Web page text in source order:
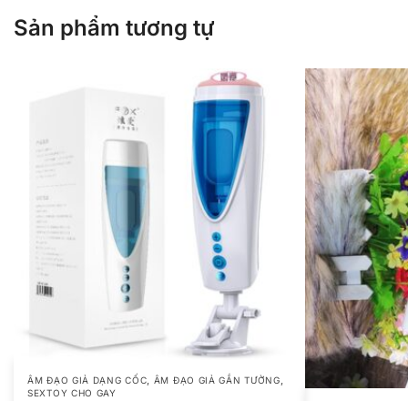
Sản phẩm tương tự
ÂM ĐẠO GIẢ DẠNG CỐC ÂM ĐẠO GIẢ GẮN TƯỜNG
SEXTOY CHO GAY